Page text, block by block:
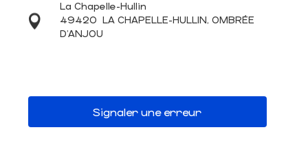
La Chapelle-Hullin
49420 LA CHAPELLE-HULLIN, OMBRÉE
D'ANJOU
Signaler une erreur